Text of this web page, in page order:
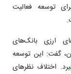
توسعه فعالیت
ارزی بانک‌های
گفت: این توسعه
اختلاف‌ نظرهای